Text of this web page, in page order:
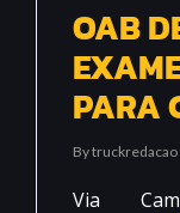
OAB
PARA
ByTruckredacao
Via